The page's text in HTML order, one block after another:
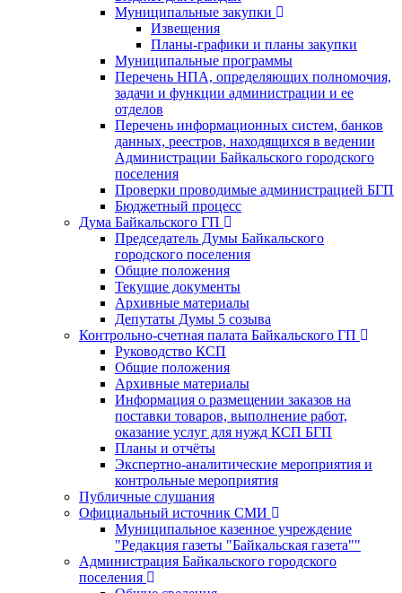
Муниципальные закупки
Извещения
Планы-графики и планы закупки
Муниципальные программы
Перечень НПА, определяющих полномочия,
задачи и функции администрации и ее
отделов
Перечень информационных систем, банков
данных, реестров, находящихся в ведении
Администрации Байкальского городского
поселения
Проверки проводимые администрацией БГП
Бюджетный процесс
Дума Байкальского ГП
Председатель Думы Байкальского
городского поселения
Общие положения
Текущие документы
Архивные материалы
Депутаты Думы 5 созыва
Контрольно-счетная палата Байкальского ГП
Руководство КСП
Общие положения
Архивные материалы
Информация о размещении заказов на
поставки товаров, выполнение работ,
оказание услуг для нужд КСП БГП
Планы и отчёты
Экспертно-аналитические мероприятия и
контрольные мероприятия
Публичные слушания
Официальный источник СМИ
Муниципальное казенное учреждение
"Редакция газеты "Байкальская газета""
Администрация Байкальского городского
поселения